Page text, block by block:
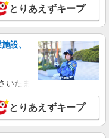
ーム◎上質な支援、納得
＜日払い有/週払い有/交
む)＞
≫いわき駅
詳細を見る
とりあえずキープ
設、
いたま市岩槻区・久喜市・
とりあえずキープ